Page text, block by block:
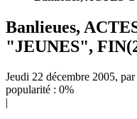
Banlieues,
"JEUNES",
Jeudi 22 décembre 2005, par
popularité : 0%
|